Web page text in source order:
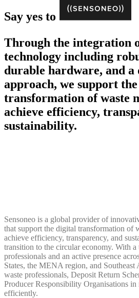
Say yes to
Through the integration
technology including
durable hardware, and a
approach, we support
transformation of waste
achieve efficiency,
sustainability.
Sensoneo is a global provider of
that support the digital transformation of
achieve efficiency, transparency, and
transition to the circular economy. With
professionals and an active presence
States, the MENA region, and Southeast
waste professionals, Deposit Return
Producer Responsibility Organisations in
efficiently.